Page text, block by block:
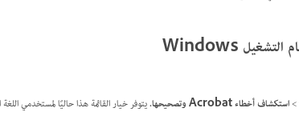
>استكشاف أخطاء Acrobat وتصحيحها.
يتوفر خيار القائمة هذا حاليًا لمستخدمي